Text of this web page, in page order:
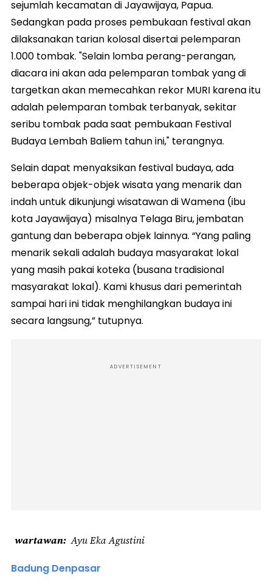
sejumlah kecamatan di Jayawijaya, Papua.
Sedangkan pada proses pembukaan festival akan
dilaksanakan tarian kolosal disertai pelemparan
1.000 tombak. "Selain lomba perang-perangan,
diacara ini akan ada pelemparan tombak yang di
targetkan akan memecahkan rekor MURI karena itu
adalah pelemparan tombak terbanyak, sekitar
seribu tombak pada saat pembukaan Festival
Budaya Lembah Baliem tahun ini," terangnya.
Selain dapat menyaksikan festival budaya, ada
beberapa objek-objek wisata yang menarik dan
indah untuk dikunjungi wisatawan di Wamena (ibu
kota Jayawijaya) misalnya Telaga Biru, jembatan
gantung dan beberapa objek lainnya. “Yang paling
menarik sekali adalah budaya masyarakat lokal
yang masih pakai koteka (busana tradisional
masyarakat lokal). Kami khusus dari pemerintah
sampai hari ini tidak menghilangkan budaya ini
secara langsung,” tutupnya.
ADVERTISEMENT
wartawan Ayu Eka Agustini
Badung Denpasar